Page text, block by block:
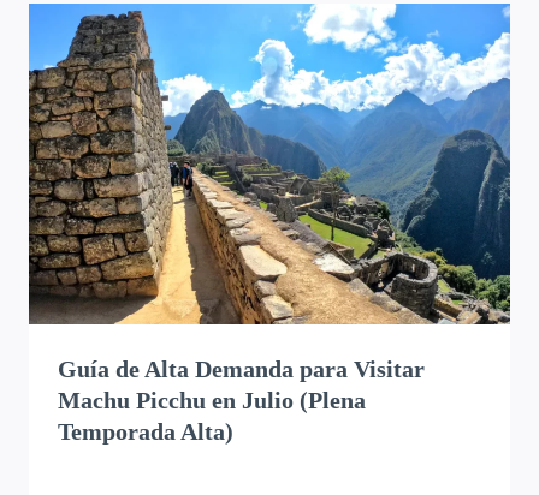
Guía de Alta Demanda para Visitar
Machu Picchu en Julio (Plena
Temporada Alta)